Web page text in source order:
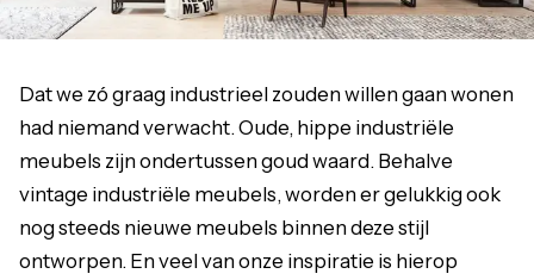
Dat we zó graag industrieel zouden willen gaan wonen
had niemand verwacht. Oude, hippe industriële
meubels zijn ondertussen goud waard. Behalve
vintage industriële meubels, worden er gelukkig ook
nog steeds nieuwe meubels binnen deze stijl
ontworpen. En veel van onze inspiratie is hierop